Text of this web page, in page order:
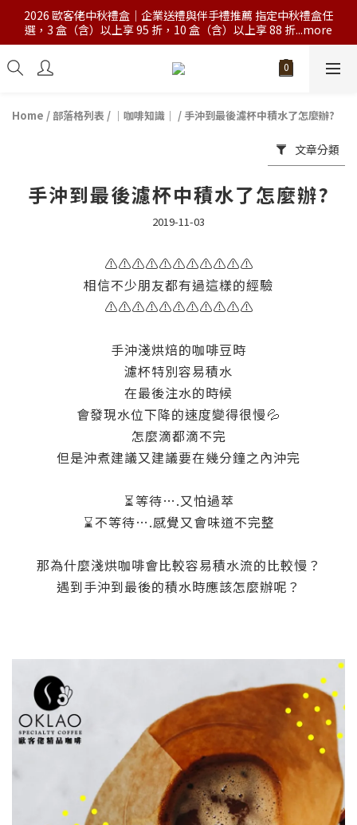
2026 歐客佬中秋禮盒｜企業送禮與伴手禮推薦 指定中秋禮盒任
選，3 盒（含）以上享 95 折，10 盒（含）以上享 88 折...more
Home / 部落格列表 / ｜咖啡知識｜ / 手沖到最後濾杯中積水了怎麼辦?
文章分類
手沖到最後濾杯中積水了怎麼辦?
2019-11-03
⚠⚠⚠⚠⚠⚠⚠⚠⚠⚠⚠
相信不少朋友都有過這樣的經驗
⚠⚠⚠⚠⚠⚠⚠⚠⚠⚠⚠
手沖淺烘焙的咖啡豆時
濾杯特別容易積水
在最後注水的時候
會發現水位下降的速度變得很慢💦
怎麼滴都滴不完
但是沖煮建議又建議要在幾分鐘之內沖完
⏳等待….又怕過萃
⌛不等待….感覺又會味道不完整
那為什麼淺烘咖啡會比較容易積水流的比較慢？
遇到手沖到最後的積水時應該怎麼辦呢？